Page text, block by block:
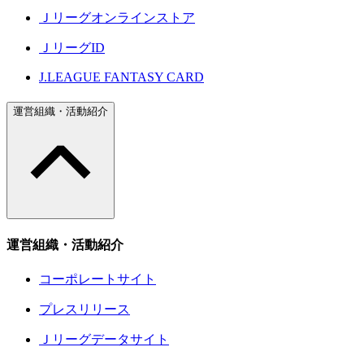
Ｊリーグオンラインストア
ＪリーグID
J.LEAGUE FANTASY CARD
運営組織・活動紹介
運営組織・活動紹介
コーポレートサイト
プレスリリース
Ｊリーグデータサイト